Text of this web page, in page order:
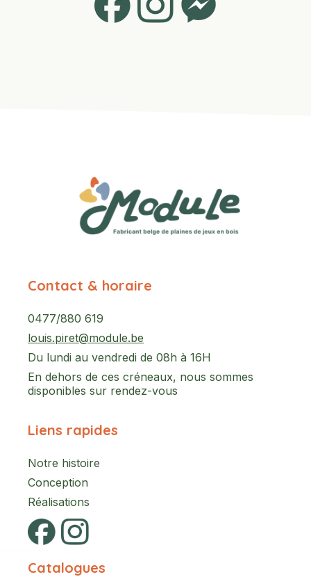
Contact & horaire
0477/880 619
louis.piret@module.be
Du lundi au vendredi de 08h à 16H
En dehors de ces créneaux, nous sommes
disponibles sur rendez-vous
Liens rapides
Notre histoire
Conception
Réalisations
Catalogues